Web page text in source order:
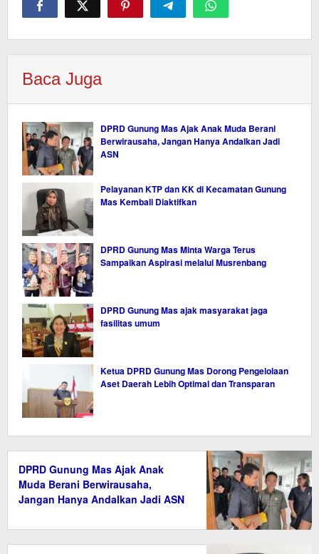
Baca Juga
DPRD Gunung Mas Ajak Anak Muda Berani
Berwirausaha, Jangan Hanya Andalkan Jadi
ASN
Pelayanan KTP dan KK di Kecamatan Gunung
Mas Kembali Diaktifkan
DPRD Gunung Mas Minta Warga Terus
Sampaikan Aspirasi melalui Musrenbang
DPRD Gunung Mas ajak masyarakat jaga
fasilitas umum
Ketua DPRD Gunung Mas Dorong Pengelolaan
Aset Daerah Lebih Optimal dan Transparan
DPRD Gunung Mas Ajak Anak
Muda Berani Berwirausaha,
Jangan Hanya Andalkan Jadi ASN